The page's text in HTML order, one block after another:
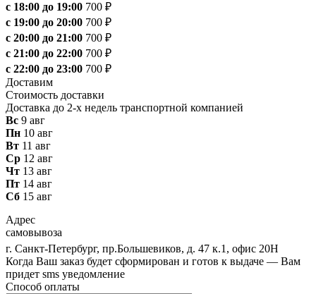
с 18:00 до 19:00 700 ₽
с 19:00 до 20:00 700 ₽
с 20:00 до 21:00 700 ₽
с 21:00 до 22:00 700 ₽
с 22:00 до 23:00 700 ₽
Доставим
Стоимость доставки
Доставка до 2-х недель транспортной компанией
Вс 9 авг
Пн 10 авг
Вт 11 авг
Ср 12 авг
Чт 13 авг
Пт 14 авг
Сб 15 авг
Адрес
самовывоза
г. Санкт-Петербург, пр.Большевиков, д. 47 к.1, офис 20Н
Когда Ваш заказ будет сформирован и готов к выдаче — Вам
придет sms уведомление
Способ оплаты